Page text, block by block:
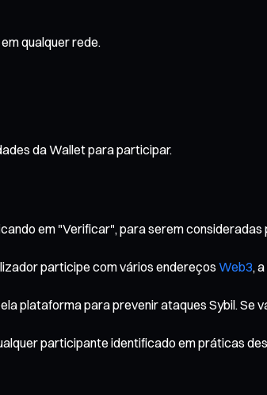
qualquer rede.
da Wallet para participar.
em "Verificar", para serem
participe com vários endereços Web3,
plataforma para prevenir ataques Sybil. Se
participante identificado em práticas